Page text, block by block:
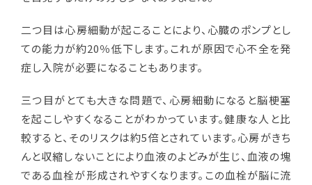
二つ目は心房細動が起こることにより、心臓のポンプとし
ての能力が約20％低下します。これが原因で心不全を発
症し入院が必要になることもあります。
三つ目がとても大きな問題で、心房細動になると脳梗塞
を起こしやすくなることがわかっています。健康な人と比
較すると、そのリスクは約5倍とされています。心房がきち
んと収縮しないことにより血液のよどみが生じ、血液の塊
である血栓が形成されやすくなります。この血栓が脳に流